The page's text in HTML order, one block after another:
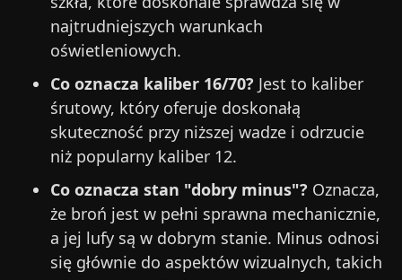
najtrudniejszych warunkach
oświetleniowych.
Co oznacza kaliber 16/70? Jest to kaliber
śrutowy, który oferuje doskonałą
skuteczność przy niższej wadze i odrzucie
niż popularny kaliber 12.
Co oznacza stan "dobry minus"? Oznacza,
że broń jest w pełni sprawna mechanicznie,
a jej lufy są w dobrym stanie. Minus odnosi
się głównie do aspektów wizualnych, takich